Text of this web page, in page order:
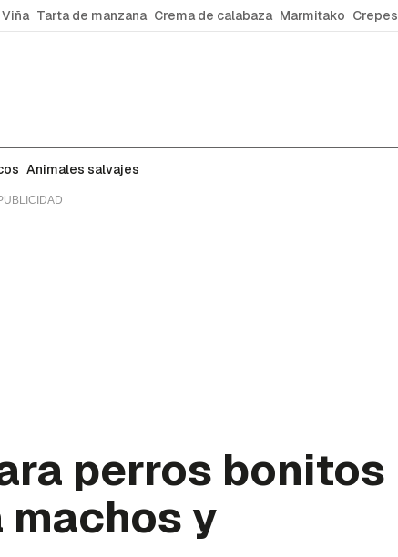
Tarta de manzana Crema de calabaza Marmitako Crepes
Animales salvajes
perros bonitos
y